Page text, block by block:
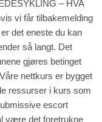
– HVA
vi får tilbakemelding
det eneste du kan
så langt. Det
gjøres betinget
nettkurs er bygget
ressurser i kurs som
escort
være det foretrukne